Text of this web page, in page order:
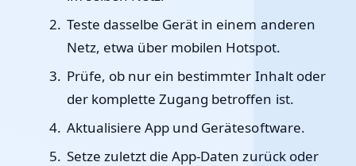
Teste dasselbe Gerät in einem anderen
Netz, etwa über mobilen Hotspot.
Prüfe, ob nur ein bestimmter Inhalt oder
der komplette Zugang betroffen ist.
Aktualisiere App und Gerätesoftware.
Setze zuletzt die App-Daten zurück oder